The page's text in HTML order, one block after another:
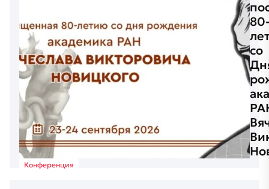
Конференция
со